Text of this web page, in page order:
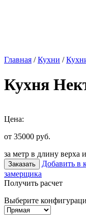
Главная /Кухни /
Кухня
Цена:
от 35000 руб.
за метр в длину верха
Заказать Добавить в
замерщика
Получить расчет
Выберите